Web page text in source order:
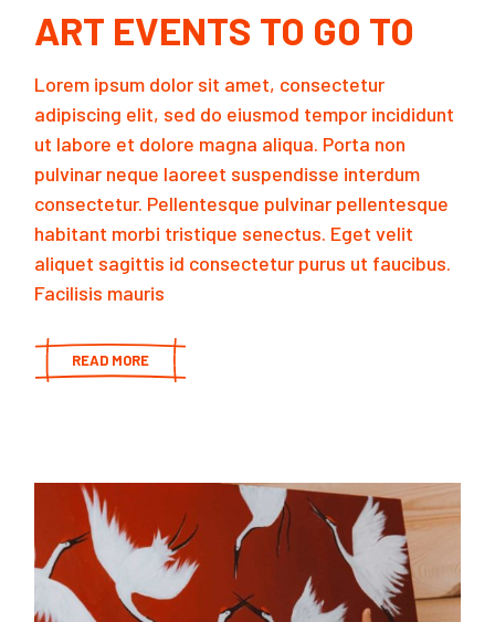
ART EVENTS TO GO TO
Lorem ipsum dolor sit amet, consectetur
adipiscing elit, sed do eiusmod tempor incididunt
ut labore et dolore magna aliqua. Porta non
pulvinar neque laoreet suspendisse interdum
consectetur. Pellentesque pulvinar pellentesque
habitant morbi tristique senectus. Eget velit
aliquet sagittis id consectetur purus ut faucibus.
Facilisis mauris
READ MORE